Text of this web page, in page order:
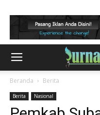
Beranda Berita
Berita Nasional